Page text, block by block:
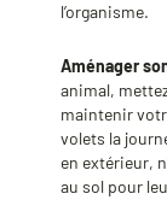
l’organisme.
Aménager
animal,
maintenir
volets la
en extérieur,
au sol pour